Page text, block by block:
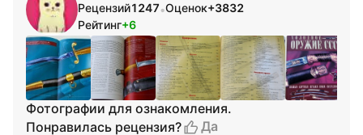
Рецензий1247•Оценок+3832
Рейтинг+6
Фотографии для ознакомления.
Понравилась рецензия?
Да